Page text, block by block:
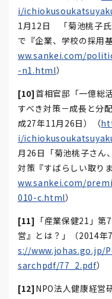
i/
1月12日 「菊池桃子
で『企業、学校の採用
ww.sankei.com/
-n1.html）
[10]首相官邸「一億総
すべき対策－成長と分
成27年11月26日）（
i/
月26日「菊池桃子さ
対策『すばらしい取り
ww.sankei.com/
010-c.html）
[11] 「産業保健21」
営』とは？」（2014年
s://www.johas.go.jp/
sarchpdf/77_2.pdf）
[12]NPO法人健康経営